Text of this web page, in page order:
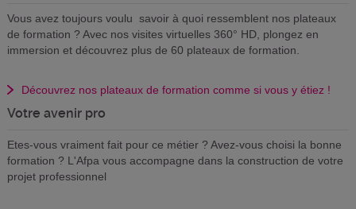
Vous avez toujours voulu savoir à quoi ressemblent nos plateaux
de formation ? Avec nos visites virtuelles 360° HD, plongez en
immersion et découvrez plus de 60 plateaux de formation.
Découvrez nos plateaux de formation comme si vous y étiez !
Votre avenir pro
Etes-vous vraiment fait pour ce métier ? Avez-vous choisi la bonne
formation ? L'Afpa vous accompagne dans la construction de votre
projet professionnel